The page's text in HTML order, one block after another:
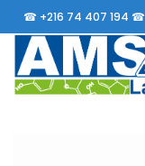
Passer
au
contenu
☎ +216 74 407 194 ☎